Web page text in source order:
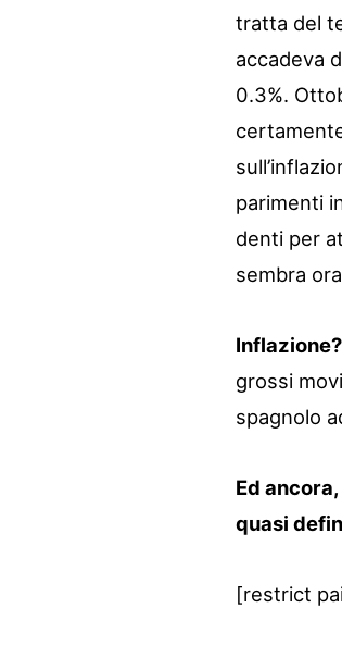
tratta del
accadeva
0.3%.
parimenti
denti per
sembra
grossi
spagnolo
Ed
quasi
[restrict